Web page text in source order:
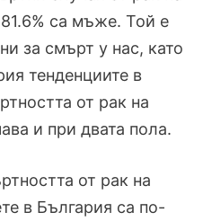
са мъже. Той е
за смърт у нас, като
тенденциите в
от рак на
и при двата пола.
от рак на
в България са по-